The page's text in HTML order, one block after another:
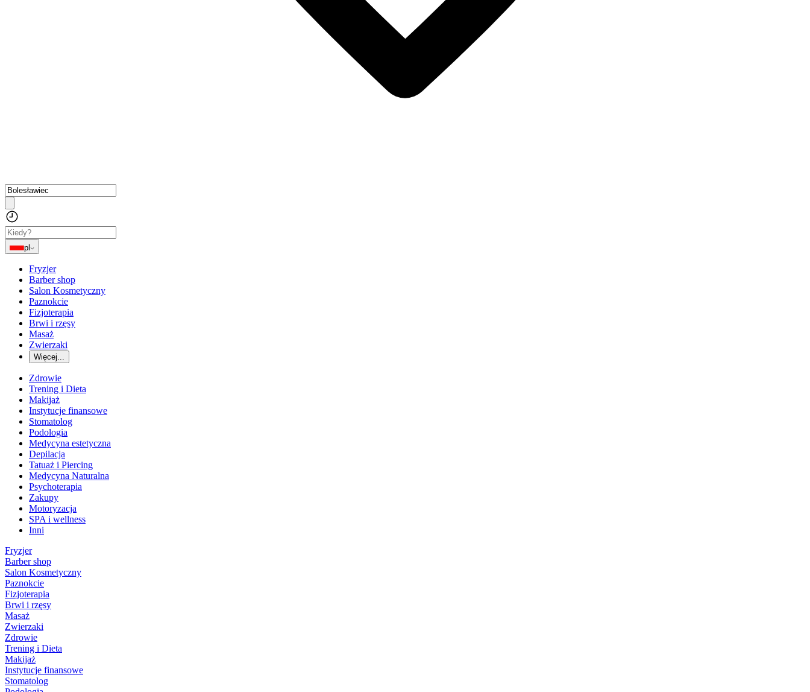
pl
Fryzjer
Barber shop
Salon Kosmetyczny
Paznokcie
Fizjoterapia
Brwi i rzęsy
Masaż
Zwierzaki
Więcej...
Zdrowie
Trening i Dieta
Makijaż
Instytucje finansowe
Stomatolog
Podologia
Medycyna estetyczna
Depilacja
Tatuaż i Piercing
Medycyna Naturalna
Psychoterapia
Zakupy
Motoryzacja
SPA i wellness
Inni
Fryzjer
Barber shop
Salon Kosmetyczny
Paznokcie
Fizjoterapia
Brwi i rzęsy
Masaż
Zwierzaki
Zdrowie
Trening i Dieta
Makijaż
Instytucje finansowe
Stomatolog